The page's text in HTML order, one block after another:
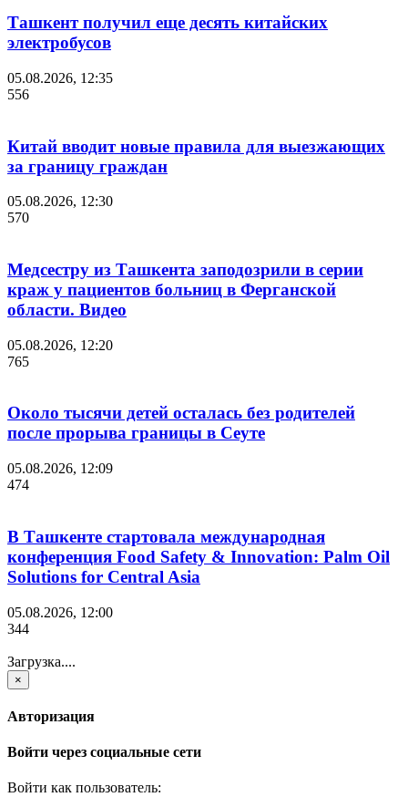
Ташкент получил еще десять китайских
электробусов
05.08.2026, 12:35
556
Китай вводит новые правила для выезжающих
за границу граждан
05.08.2026, 12:30
570
Медсестру из Ташкента заподозрили в серии
краж у пациентов больниц в Ферганской
области. Видео
05.08.2026, 12:20
765
Около тысячи детей осталась без родителей
после прорыва границы в Сеуте
05.08.2026, 12:09
474
В Ташкенте стартовала международная
конференция Food Safety & Innovation: Palm Oil
Solutions for Central Asia
05.08.2026, 12:00
344
Загрузка....
×
Авторизация
Войти через социальные сети
Войти как пользователь: